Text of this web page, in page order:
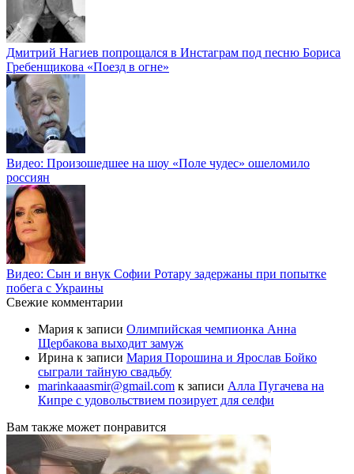
Дмитрий Нагиев попрощался в Инстаграм под песню Бориса
Гребенщикова «Поезд в огне»
Видео: Произошедшее на шоу «Поле чудес» ошеломило
россиян
Видео: Сын и внук Софии Ротару задержаны при попытке
побега с Украины
Свежие комментарии
Мария к записи Олимпийская чемпионка Анна
Щербакова выходит замуж
Ирина к записи Мария Порошина и Ярослав Бойко
сыграли тайную свадьбу
marinkaaasmir@gmail.com к записи Алла Пугачева на
Кипре с удовольствием позирует для селфи
Вам также может понравится